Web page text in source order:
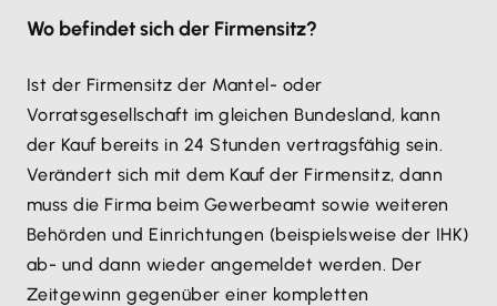
Wo befindet sich der Firmensitz?
Ist der Firmensitz der Mantel- oder
Vorratsgesellschaft im gleichen Bundesland, kann
der Kauf bereits in 24 Stunden vertragsfähig sein.
Verändert sich mit dem Kauf der Firmensitz, dann
muss die Firma beim Gewerbeamt sowie weiteren
Behörden und Einrichtungen (beispielsweise der IHK)
ab- und dann wieder angemeldet werden. Der
Zeitgewinn gegenüber einer kompletten